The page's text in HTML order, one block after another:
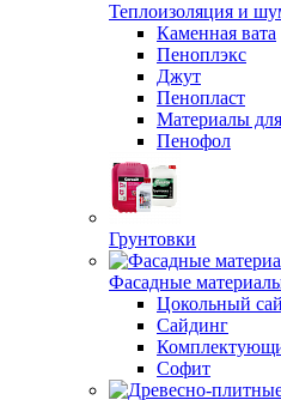
Теплоизоляция и
Каменная вата
Пеноплэкс
Джут
Пенопласт
Материалы
Пенофол
Грунтовки
Фасадные
Цокольный
Сайдинг
Софит